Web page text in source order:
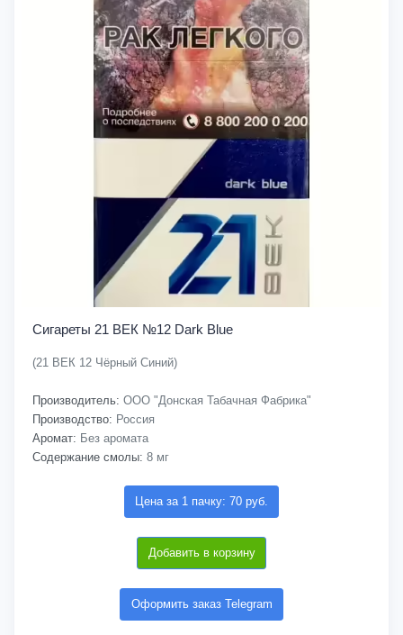
Сигареты 21 ВЕК №12 Dark Blue
(21 ВЕК 12 Чёрный Синий)
Производитель: ООО "Донская Табачная Фабрика"
Производство: Россия
Аромат: Без аромата
Содержание смолы: 8 мг
Цена за 1 пачку: 70 руб.
Добавить в корзину
Оформить заказ Telegram